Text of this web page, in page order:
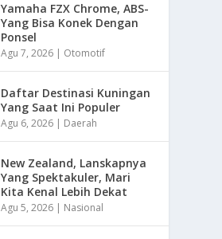
Yamaha FZX Chrome, ABS-
Yang Bisa Konek Dengan
Ponsel
Agu 7, 2026 | Otomotif
Daftar Destinasi Kuningan
Yang Saat Ini Populer
Agu 6, 2026 | Daerah
New Zealand, Lanskapnya
Yang Spektakuler, Mari
Kita Kenal Lebih Dekat
Agu 5, 2026 | Nasional